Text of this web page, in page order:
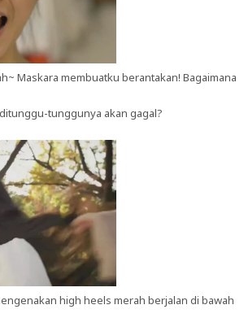
Maskara membuatku berantakan! Bagaimana
tunggunya akan gagal?
high heels merah berjalan di bawah